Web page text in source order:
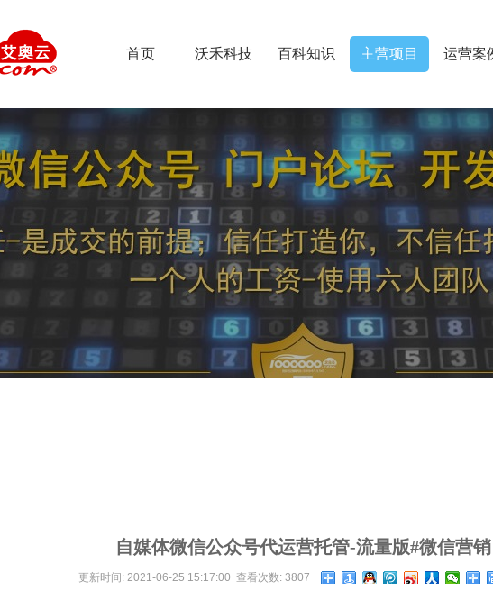
首页 沃禾科技 百科知识 主营项目 运营案
自媒体微信公众号代运营托管-流量版#微信营销
更新时间: 2021-06-25 15:17:00 查看次数: 3807